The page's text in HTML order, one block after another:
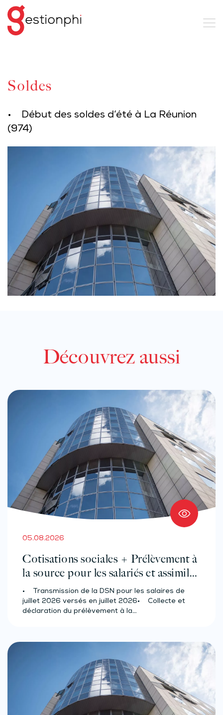
Soldes
• Début des soldes d’été à La Réunion
(974)
Découvrez aussi
05.08.2026
Cotisations sociales + Prélèvement à
la source pour les salariés et assimilés
(effectif d’au moins 50 salariés)
• Transmission de la DSN pour les salaires de
juillet 2026 versés en juillet 2026• Collecte et
déclaration du prélèvement à la…